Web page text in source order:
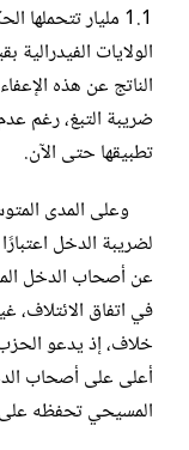
1.1 مليار
الولايات
الناتج عن هذه
ضريبة التبغ، رغم
تطبيقها حتى الآن.
وعلى المدى
عن أصحاب الدخل
في اتفاق الائتلاف،
خلاف، إذ يدعو
أعلى على أصحاب
المسيحي تحفظه